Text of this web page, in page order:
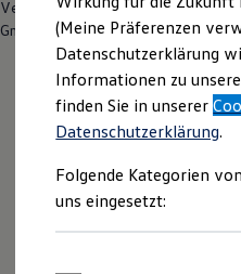
Aktuelle Angebote
E-Auto-Förderung
Volkswagen
Die ENERGY
Junge
Volkswagen
Reifenpakete
Leasing
Leasing-
Verantwortlich für die Inhalte auf
GmbH
Impressum & Rechtliches)
(Meine Präferenzen
Datenschutzerklärung
Informationen zu
finden Sie in unserer
Datenschutzerklärung.
Folgende Kategorien
uns eingesetzt: